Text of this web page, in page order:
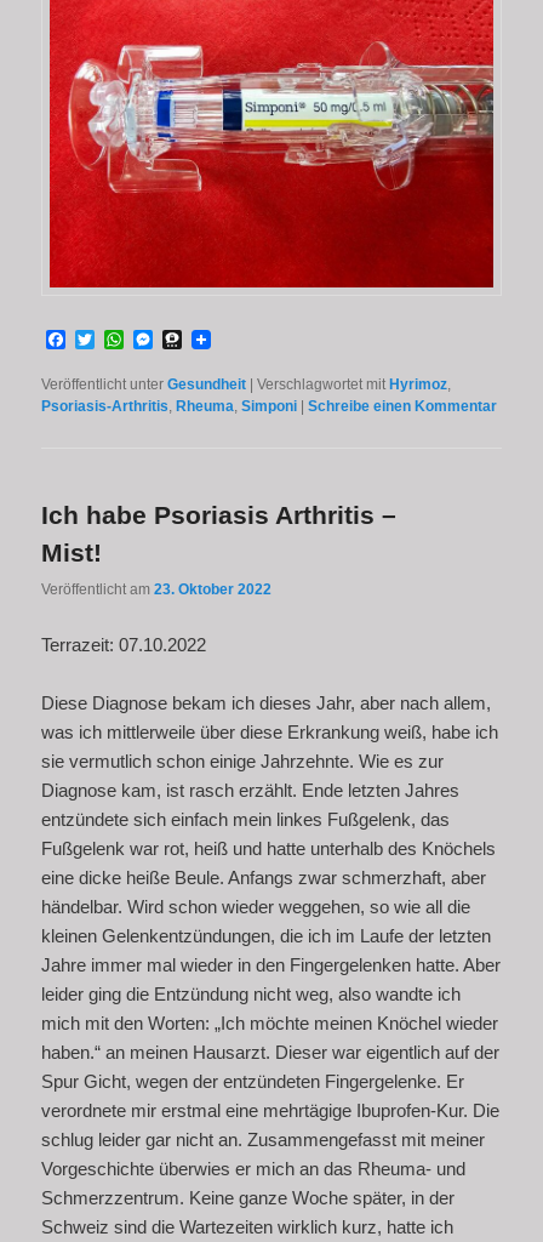
Facebook
TwitterWhatsApp
Messenger
Threema
Veröffentlicht unter Gesundheit |Verschlagwortet mit Hyrimoz,
Psoriasis-Arthritis, Rheuma,Simponi |Schreibe einen Kommentar
Ich habe Psoriasis Arthritis –
Mist!
Veröffentlicht am23. Oktober 2022
Terrazeit: 07.10.2022
Diese Diagnose bekam ich dieses Jahr, aber nach allem,
was ich mittlerweile über diese Erkrankung weiß, habe ich
sie vermutlich schon einige Jahrzehnte. Wie es zur
Diagnose kam, ist rasch erzählt. Ende letzten Jahres
entzündete sich einfach mein linkes Fußgelenk, das
Fußgelenk war rot, heiß und hatte unterhalb des Knöchels
eine dicke heiße Beule. Anfangs zwar schmerzhaft, aber
händelbar. Wird schon wieder weggehen, so wie all die
kleinen Gelenkentzündungen, die ich im Laufe der letzten
Jahre immer mal wieder in den Fingergelenken hatte. Aber
leider ging die Entzündung nicht weg, also wandte ich
mich mit den Worten: „Ich möchte meinen Knöchel wieder
haben.“ an meinen Hausarzt. Dieser war eigentlich auf der
Spur Gicht, wegen der entzündeten Fingergelenke. Er
verordnete mir erstmal eine mehrtägige Ibuprofen-Kur. Die
schlug leider gar nicht an. Zusammengefasst mit meiner
Vorgeschichte überwies er mich an das Rheuma- und
Schmerzzentrum. Keine ganze Woche später, in der
Schweiz sind die Wartezeiten wirklich kurz, hatte ich